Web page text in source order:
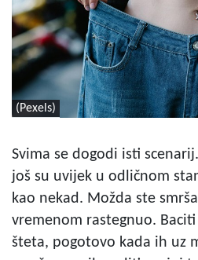
(Pexels)
Svima se dogodi isti
još su uvijek u odličnom
kao nekad. Možda ste
vremenom rastegnuo.
šteta, pogotovo kada ih uz